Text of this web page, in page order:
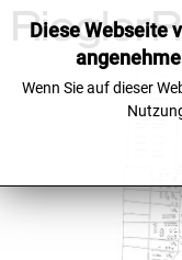
Diese Webseite
Wenn Sie auf dieser